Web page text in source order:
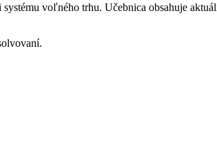
voľného trhu. Učebnica obsahuje